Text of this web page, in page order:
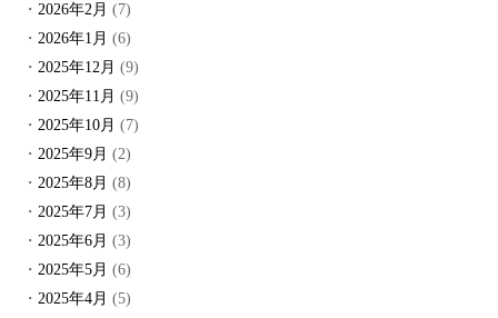
2026年2月 (7)
2026年1月 (6)
2025年12月 (9)
2025年11月 (9)
2025年10月 (7)
2025年9月 (2)
2025年8月 (8)
2025年7月 (3)
2025年6月 (3)
2025年5月 (6)
2025年4月 (5)